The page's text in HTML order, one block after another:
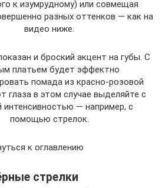
к изумрудному) или совмещая
разных оттенков — как на
видео ниже.
и броский акцент на губы. С
платьем будет эффектно
помада из красно-розовой
глаза в этом случае выделяйте с
интенсивностью — например, с
помощью стрелок.
к оглавлению
стрелки